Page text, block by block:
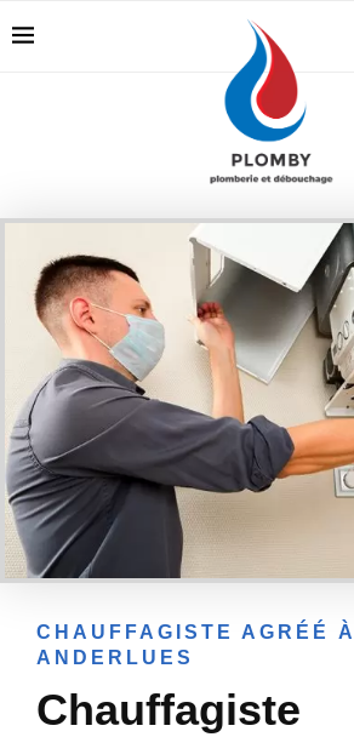
CHAUFFAGISTE AGRÉÉ
ANDERLUES
Chauffagiste